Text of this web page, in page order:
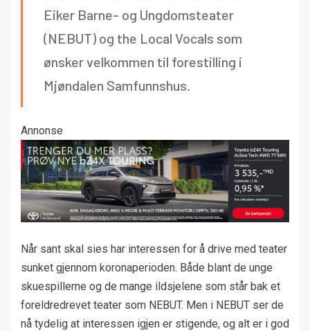
Eiker Barne- og Ungdomsteater
(NEBUT) og the Local Vocals som
ønsker velkommen til forestilling i
Mjøndalen Samfunnshus.
Annonse
Når sant skal sies har interessen for å drive med teater
sunket gjennom koronaperioden. Både blant de unge
skuespillerne og de mange ildsjelene som står bak et
foreldredrevet teater som NEBUT. Men i NEBUT ser de
nå tydelig at interessen igjen er stigende, og alt er i god